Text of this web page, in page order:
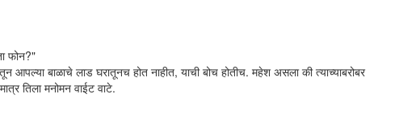
फोन?"
बाळाचे लाड घरातूनच होत नाहीत, याची बोच होतीच. महेश असला की त्याच्याबरोबर
तिला मनोमन वाईट वाटे.